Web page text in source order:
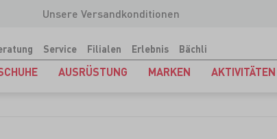
Unsere Versandkonditionen
Service Filialen Erlebnis Bächli
AUSRÜSTUNG MARKEN AKTIVITÄTEN